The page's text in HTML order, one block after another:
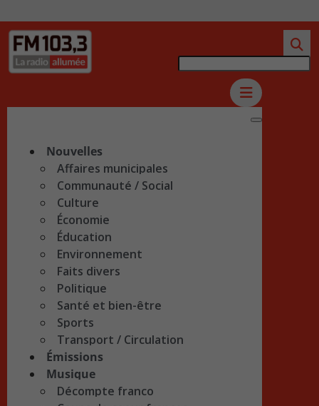
Nouvelles
Affaires municipales
Communauté / Social
Culture
Économie
Éducation
Environnement
Faits divers
Politique
Santé et bien-être
Sports
Transport / Circulation
Émissions
Musique
Décompte franco